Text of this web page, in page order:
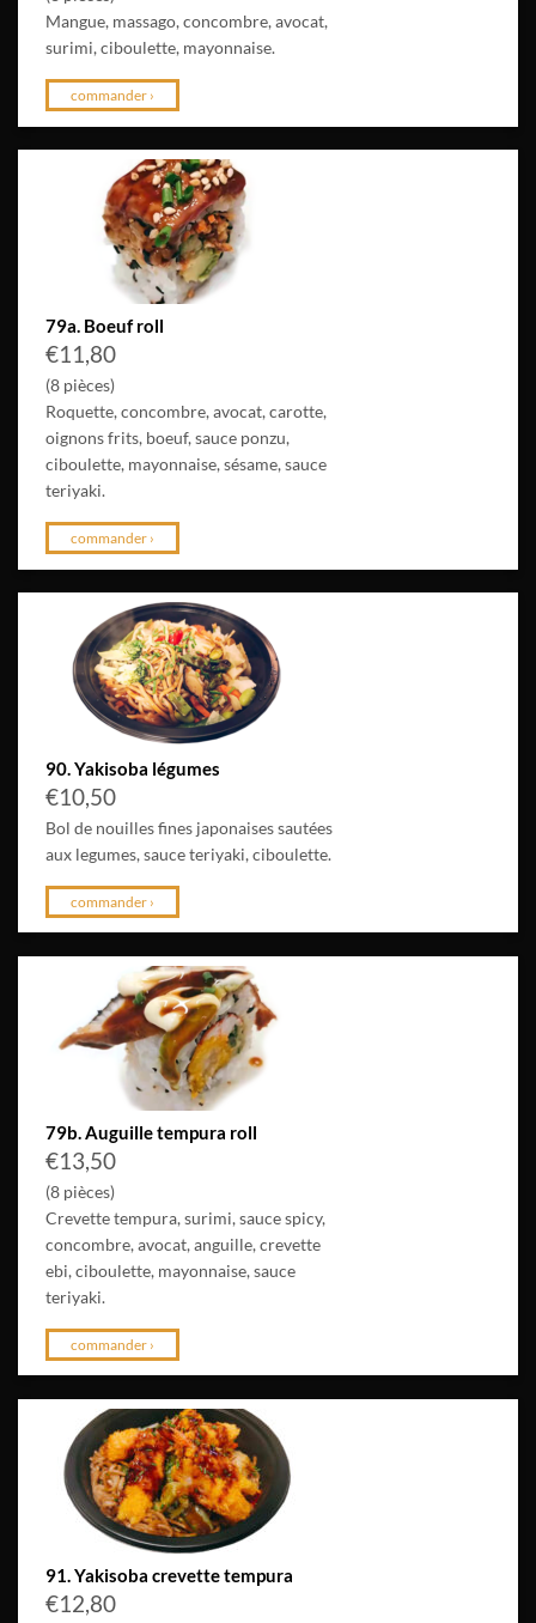
Mangue, massago, concombre, avocat,
surimi, ciboulette, mayonnaise.
commander ›
79a. Boeuf roll
€11,80
(8 pièces)
Roquette, concombre, avocat, carotte,
oignons frits, boeuf, sauce ponzu,
ciboulette, mayonnaise, sésame, sauce
teriyaki.
commander ›
90. Yakisoba légumes
€10,50
Bol de nouilles fines japonaises sautées
aux legumes, sauce teriyaki, ciboulette.
commander ›
79b. Auguille tempura roll
€13,50
(8 pièces)
Crevette tempura, surimi, sauce spicy,
concombre, avocat, anguille, crevette
ebi, ciboulette, mayonnaise, sauce
teriyaki.
commander ›
91. Yakisoba crevette tempura
€12,80